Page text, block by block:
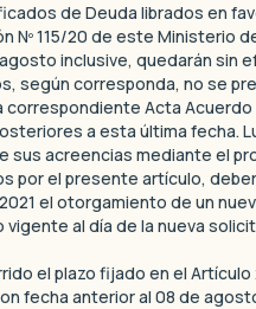
de Deuda librados en
Nº 115/20 de este Ministerio
inclusive, quedarán sin
según corresponda, no se
Acta Acuerdo
a esta última fecha.
acreencias mediante el
por el presente artículo,
el otorgamiento de un
al día de la nueva
el plazo fijado en el Artículo
fecha anterior al 08 de